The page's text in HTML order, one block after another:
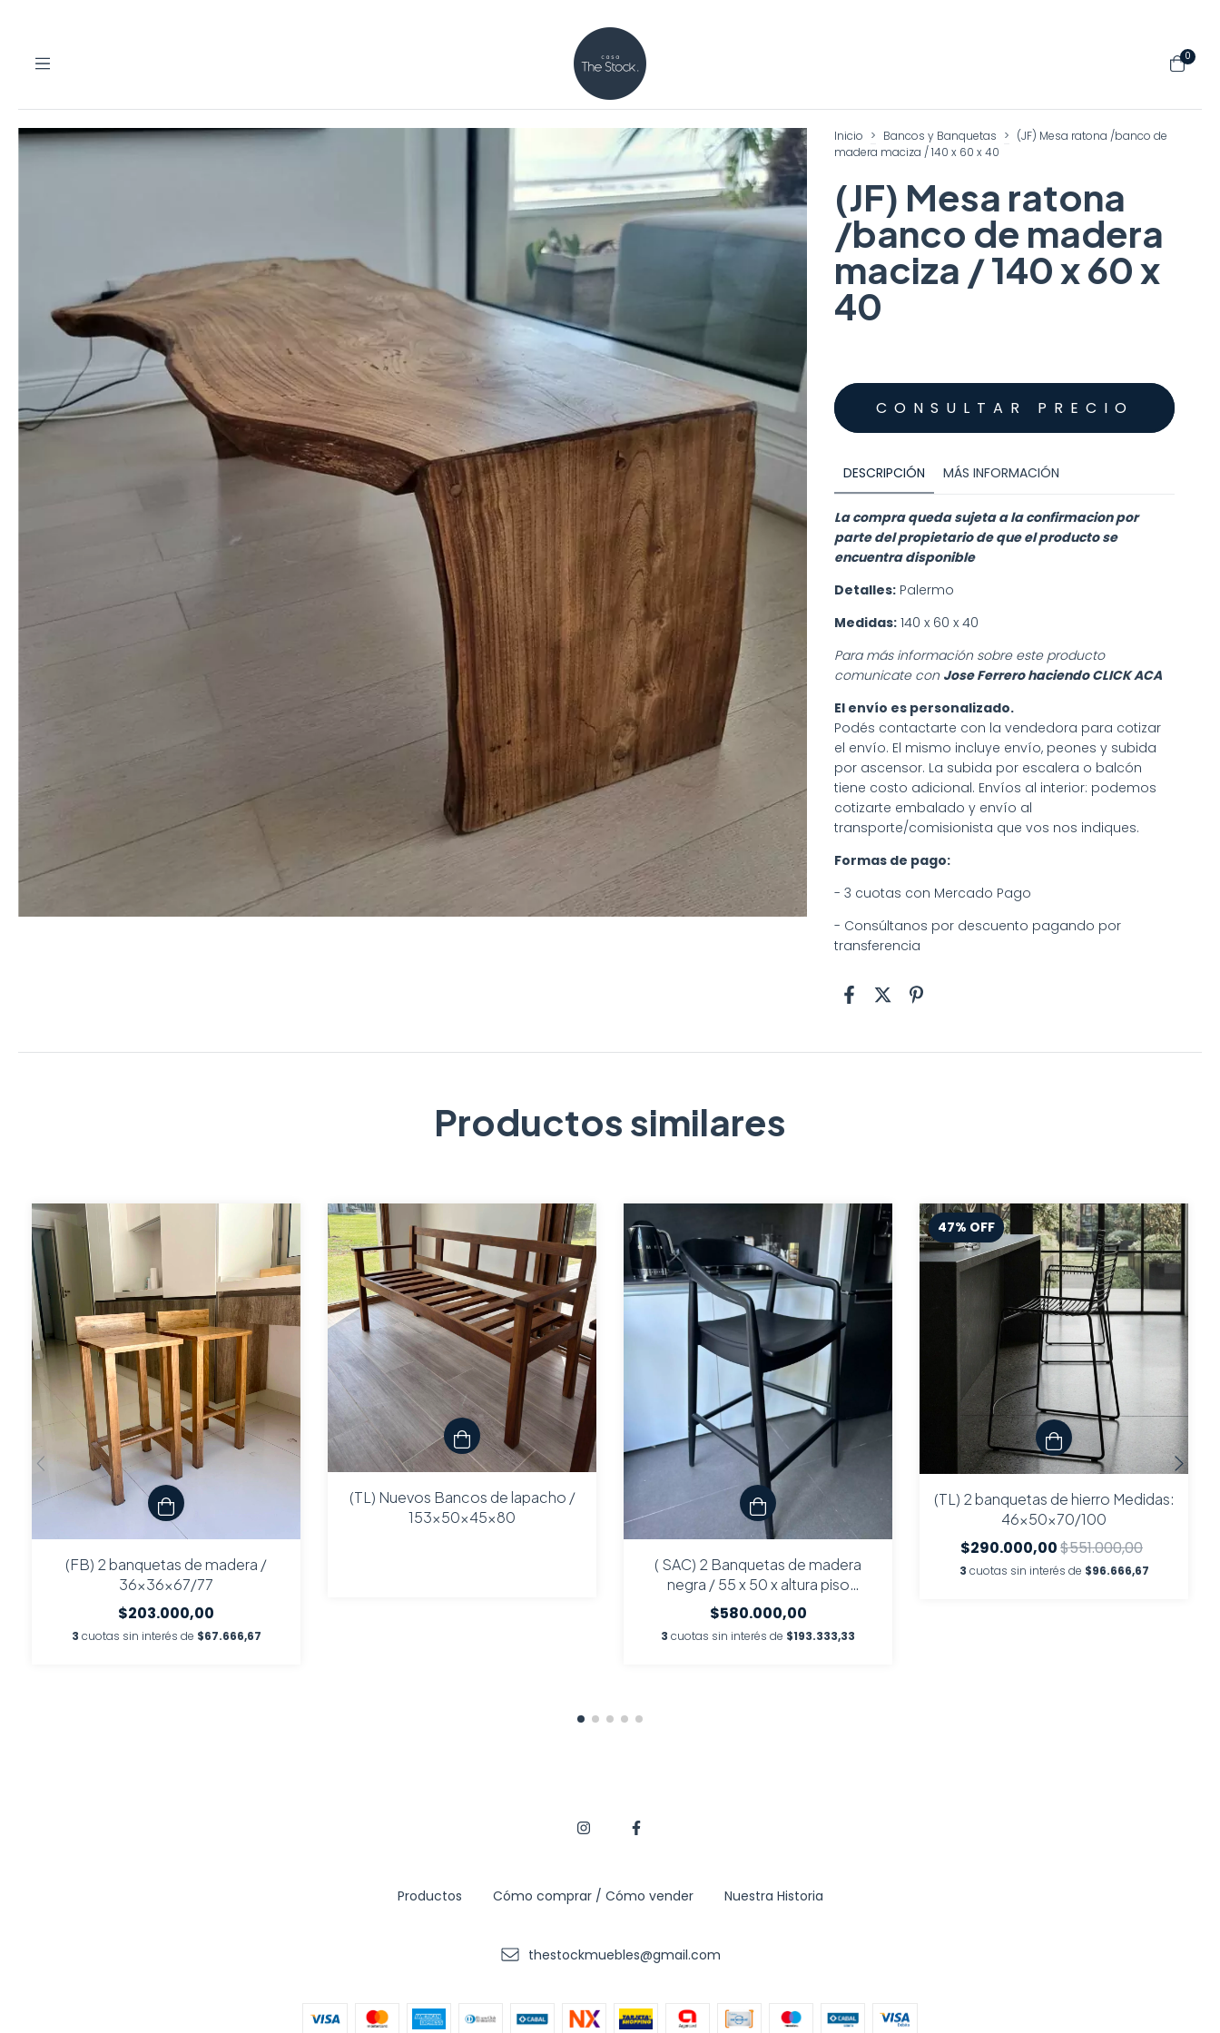
0
Inicio > Bancos y Banquetas > (JF) Mesa ratona /banco de
madera maciza / 140 x 60 x 40
(JF) Mesa ratona
/banco de madera
maciza / 140 x 60 x
40
DESCRIPCIÓN MÁS INFORMACIÓN
La compra queda sujeta a la confirmacion por
parte del propietario de que el producto se
encuentra disponible
Detalles: Palermo
Medidas: 140 x 60 x 40
Para más información sobre este producto
comunicate con Jose Ferrero haciendoCLICK ACA
El envío es personalizado.
Podés contactarte con la vendedora para cotizar
el envío. El mismo incluye envío, peones y subida
por ascensor. La subida por escalera o balcón
tiene costo adicional. Envíos al interior: podemos
cotizarte embalado y envío al
transporte/comisionista que vos nos indiques.
Formas de pago:
- 3 cuotas con Mercado Pago
- Consúltanos por descuento pagando por
transferencia
Productos similares
(FB) 2 banquetas de madera /
36x36x67/77
$203.000,00
3 cuotas sin interés de $67.666,67
(TL) Nuevos Bancos de lapacho /
153x50x45x80
( SAC) 2 Banquetas de madera
negra / 55 x 50 x altura piso
asiento77/ altura piso respaldo 110
$580.000,00
3 cuotas sin interés de $193.333,33
47% OFF
(TL) 2 banquetas de hierro Medidas:
46x50x70/100
$290.000,00$551.000,00
3 cuotas sin interés de $96.666,67
Productos Cómo comprar / Cómo vender Nuestra Historia
thestockmuebles@gmail.com